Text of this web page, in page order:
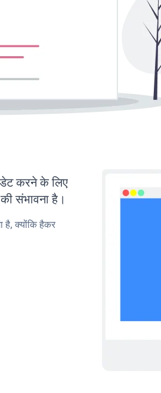
करने के लिए
संभावना है।
है, क्योंकि हैकर